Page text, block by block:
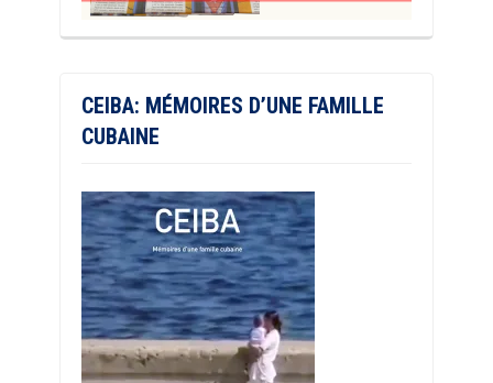
CEIBA: MÉMOIRES D’UNE FAMILLE
CUBAINE